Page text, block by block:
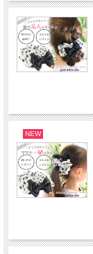
NEW